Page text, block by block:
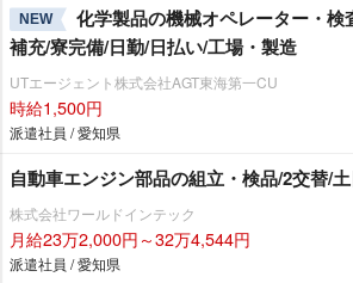
NEW
化学製品の機械オペレーター・
補充/寮完備/日勤/日払い/工場・製造
UTエージェント株式会社AGT東海第一CU
時給1,500円
派遣社員 / 愛知県
自動車エンジン部品の組立・検品/2交替/
株式会社ワールドインテック
月給23万2,000円～32万4,544円
派遣社員 / 愛知県